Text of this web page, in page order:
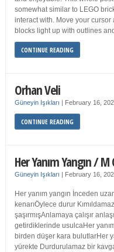
somewhat similar to LEGO
interact with. Move your
blocks light up with outlines
CONTINUE READING
Orhan Veli
Güneyin Işıkları | February 16,
CONTINUE READING
Her Yanım Yangın /
Güneyin Işıkları | February 16,
Her yanım yangın İnceden
kenarıÖylece durur
şaşırmışAnlamaya çalışır
getirdiklerinde usulcaHer
birden düşer kara bulutlarHer
yürekte Durdurulamaz bir